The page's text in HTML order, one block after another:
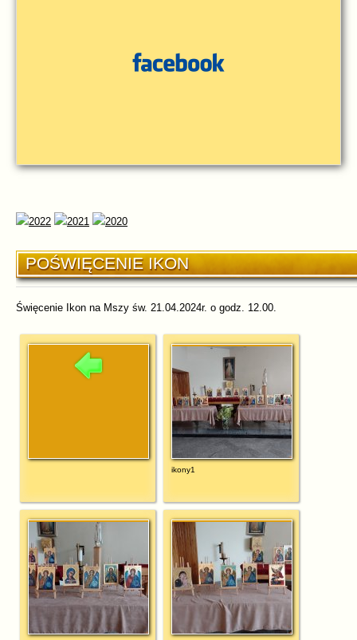
POŚWIĘCENIE IKON
Święcenie Ikon na Mszy św. 21.04.2024r. o godz. 12.00.
ikony1